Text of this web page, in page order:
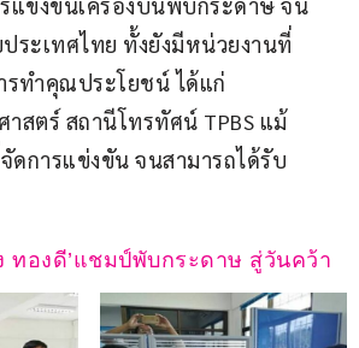
ระเทศไทย ทั้งยังมีหน่วยงานที่
รทำคุณประโยชน์ ได้แก่
สตร์ สถานีโทรทัศน์ TPBS แม้
ดการแข่งขัน จนสามารถได้รับ
ทองดี’แชมป์พับกระดาษ สู่วันคว้า